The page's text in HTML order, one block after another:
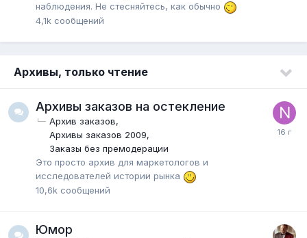
наблюдения. Не стесняйтесь, как обычно
4,1k сообщений
Архивы, только чтение
Архивы заказов на остекление
Архив заказов
Архивы заказов 2009
Заказы без премодерации
Это просто архив для маркетологов и
исследователей истории рынка
10,6k сообщений
Юмор